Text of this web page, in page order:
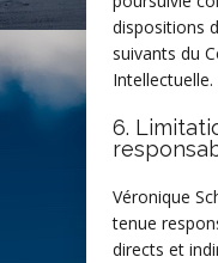
dispositions
suivants du
Intellectuelle.
6.
Véronique
tenue
directs et